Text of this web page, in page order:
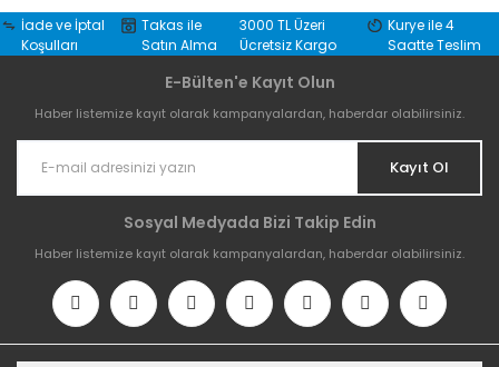
İade ve İptal
Koşulları
Takas ile
Satın Alma
3000 TL Üzeri
Ücretsiz Kargo
Kurye ile 4
Saatte Teslim
E-Bülten'e Kayıt Olun
Haber listemize kayıt olarak kampanyalardan, haberdar olabilirsiniz.
Kayıt Ol
Sosyal Medyada Bizi Takip Edin
Haber listemize kayıt olarak kampanyalardan, haberdar olabilirsiniz.